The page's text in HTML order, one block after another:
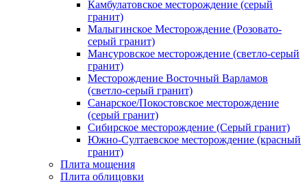
Камбулатовское месторождение (cерый
гранит)
Малыгинское Месторождение (Розовато-
серый гранит)
Мансуровское месторождение (светло-серый
гранит)
Месторождение Восточный Варламов
(светло-серый гранит)
Санарское/Покостовское месторождение
(серый гранит)
Сибирское месторождение (Серый гранит)
Южно-Султаевское месторождение (красный
гранит)
Плита мощения
Плита облицовки